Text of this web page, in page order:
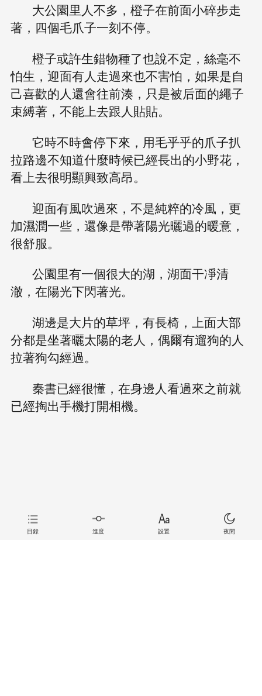
大公園里人不多，橙子在前面小碎步走
著，四個毛爪子一刻不停。
橙子或許生錯物種了也說不定，絲毫不
怕生，迎面有人走過來也不害怕，如果是自
己喜歡的人還會往前湊，只是被后面的繩子
束縛著，不能上去跟人貼貼。
它時不時會停下來，用毛乎乎的爪子扒
拉路邊不知道什麼時候已經長出的小野花，
看上去很明顯興致高昂。
迎面有風吹過來，不是純粹的冷風，更
加濕潤一些，還像是帶著陽光曬過的暖意，
很舒服。
公園里有一個很大的湖，湖面干凈清
澈，在陽光下閃著光。
湖邊是大片的草坪，有長椅，上面大部
分都是坐著曬太陽的老人，偶爾有遛狗的人
拉著狗勾經過。
秦書已經很懂，在身邊人看過來之前就
已經掏出手機打開相機。
目錄 進度 設置 夜間